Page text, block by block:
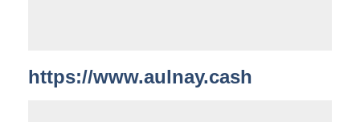
https://www.aulnay.cash